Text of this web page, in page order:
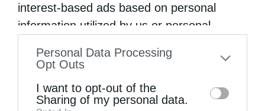
interest-based ads based on personal
information utilized by us or personal
to your opt-out. You may separately opt-out
information by third parties on the IAB’s list
Personal Data Processing
Opt Outs
I want to opt-out of the
Sharing of my personal data.